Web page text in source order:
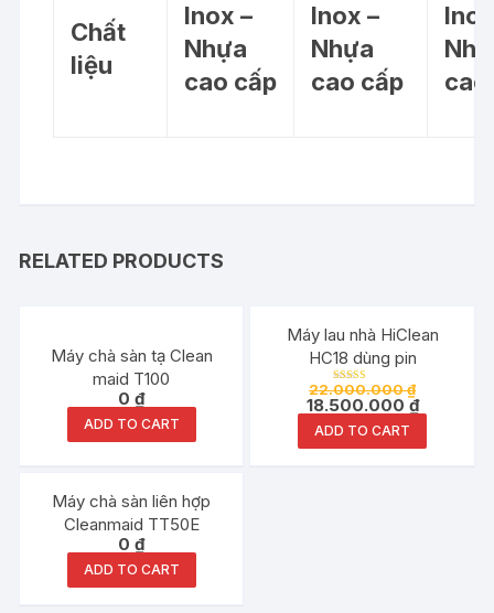
Chất
liệu
Inox –
Nhựa
cao cấp
Inox –
Nhựa
cao cấp
cao
RELATED PRODUCTS
Máy chà sàn tạ Clean
maid T100
0₫
ADD TO CART
Đang ưu đãi!
Máy lau nhà HiClean
HC18 dùng pin
Rated
5.00
out of 5
22.000.000₫
18.500.000₫
ADD TO CART
Máy chà sàn liên hợp
Cleanmaid TT50E
0₫
ADD TO CART